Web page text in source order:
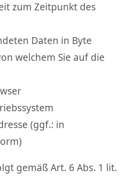
zum Zeitpunkt des
Daten in Byte
welchem Sie auf die
(ggf.: in
gemäß Art. 6 Abs. 1 lit.